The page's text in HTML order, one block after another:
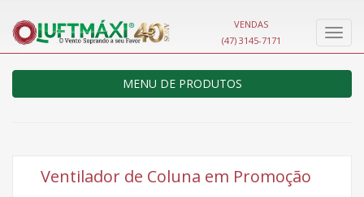
VENDAS
(47) 3145-7171
MENU DE PRODUTOS
Ventilador de Coluna em Promoção